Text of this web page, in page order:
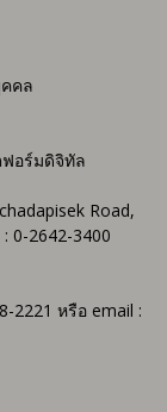
คล
อร์มดิจิทัล
Road,
0-2642-3400
หรือ email :